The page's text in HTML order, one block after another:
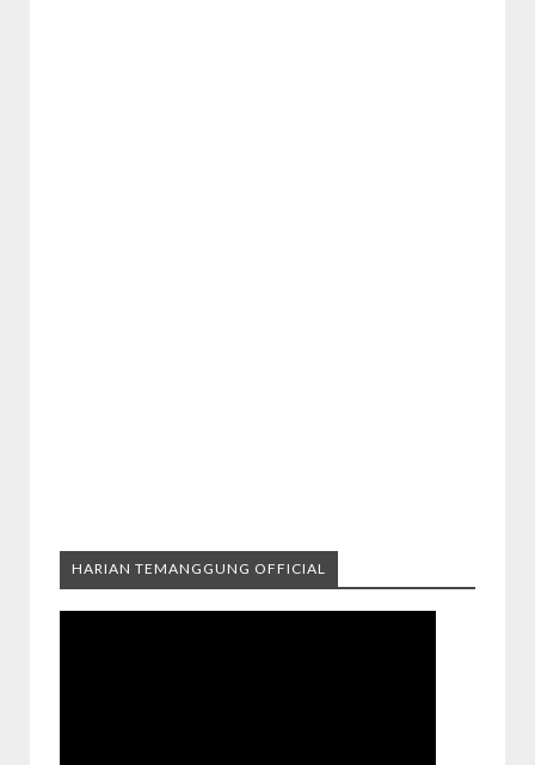
HARIAN TEMANGGUNG OFFICIAL